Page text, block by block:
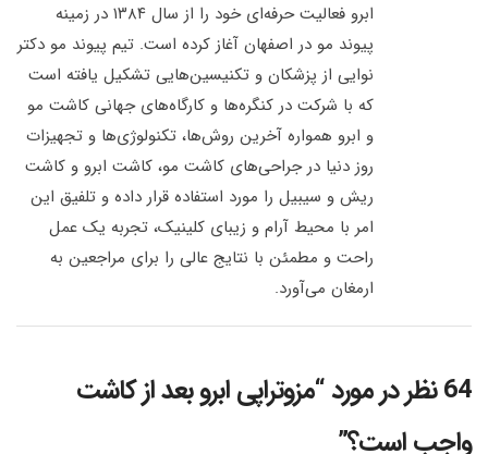
ابرو فعالیت حرفه‌ای خود را از سال ۱۳۸۴ در زمینه
پیوند مو در اصفهان آغاز کرده است. تیم پیوند مو دکتر
نوایی از پزشکان و تکنیسین‌هایی تشکیل یافته است
که با شرکت در کنگره‌ها و کارگاه‌های جهانی کاشت مو
و ابرو همواره آخرین روش‌ها، تکنولوژی‌ها و تجهیزات
روز دنیا در جراحی‌های کاشت مو، کاشت ابرو و کاشت
ریش و سیبیل را مورد استفاده قرار داده و تلفیق این
امر با محیط آرام و زیبای کلینیک، تجربه یک عمل
راحت و مطمئن با نتایج عالی را برای مراجعین به
ارمغان می‌آورد.
64 نظر در مورد “
مزوتراپی ابرو بعد از کاشت
واجب است؟”